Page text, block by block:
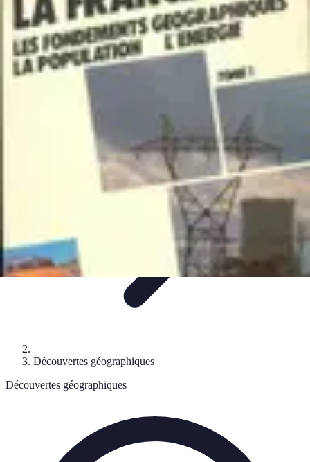
Géographie Explore
ExplorationCartographie et outils Exploration
GéographiqueGéographie PhysiqueÎles et régions
Géographie Explore
Découvertes géographiques
Découvertes géographiques